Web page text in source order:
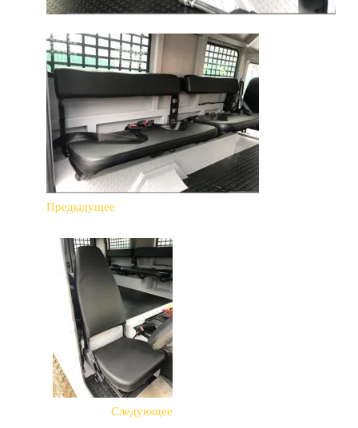
Предыдущее
Следующее